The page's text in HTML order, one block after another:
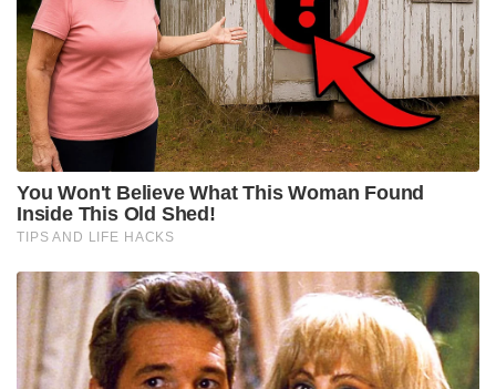
ഇപ്പോൾ എല്ലാ പ്രശ്നങ്ങളും പരിഹരിച്ചു. അടുത്ത
പോരാട്ടത്തിനായി ഞാൻ കാത്തിരിക്കുന്നു,” എന്ന്
ക്ലാസൻ കുറിച്ചു.
ചെന്നൈ സൂപ്പർ കിംഗ്‌സും സൺറൈസേഴ്‌സ്
ഹൈദരാബാദും ഇന്നലെ നടന്ന നിർണ്ണായകമായ
‘സൗത്ത് ഇന്ത്യൻ ഡെർബി’ മത്സരത്തിനിടയിലാണ്
നാടകീയ രംഗങ്ങൾ അരങ്ങേറിയത്. ഹൈദരാബാദ്
ബാറ്റിംഗിന്റെ പതിനഞ്ചാം ഓവറിലായിരുന്നു സംഭവം.
സാംസൺ സ്റ്റംപിംഗിലൂടെ പുറത്താക്കി. വിക്കറ്റ്
നഷ്ടമായതിന് പിന്നാലെ ഇരുവരും തമ്മിൽ
വാക്കേറ്റമുണ്ടാകുകയും പരസ്പരം കോർത്ത് മുന്നോട്ട്
വരികയുമായിരുന്നു. രംഗം വഷളായതോടെ ചെന്നൈ